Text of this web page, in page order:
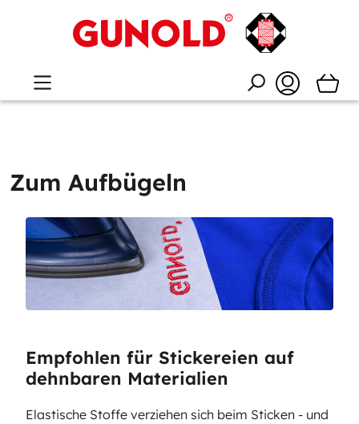
Zum Aufbügeln
Empfohlen für Stickereien auf
dehnbaren Materialien
Elastische Stoffe verziehen sich beim Sticken - und